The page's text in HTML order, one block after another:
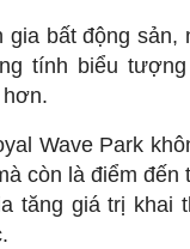
gia bất động
tính biểu
hơn.
Wave Park
còn là điểm đến
tăng giá trị khai